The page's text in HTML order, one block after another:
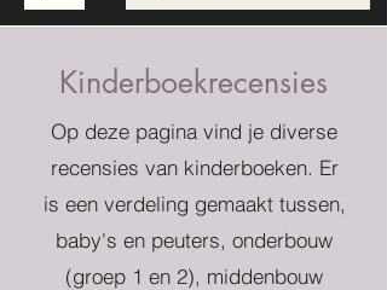
Kinderboekrecensies
Op deze pagina vind je diverse
recensies van kinderboeken. Er
is een verdeling gemaakt tussen,
baby's en peuters, onderbouw
(groep 1 en 2), middenbouw